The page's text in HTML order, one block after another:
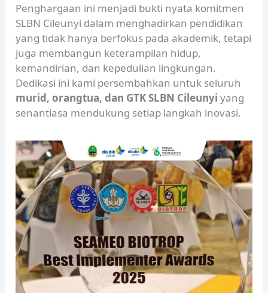
Penghargaan ini menjadi bukti nyata komitmen
SLBN Cileunyi dalam menghadirkan pendidikan
yang tidak hanya berfokus pada akademik, tetapi
juga membangun keterampilan hidup,
kemandirian, dan kepedulian lingkungan.
Dedikasi ini kami persembahkan untuk seluruh
murid, orangtua, dan GTK SLBN Cileunyi yang
senantiasa mendukung setiap langkah inovasi.